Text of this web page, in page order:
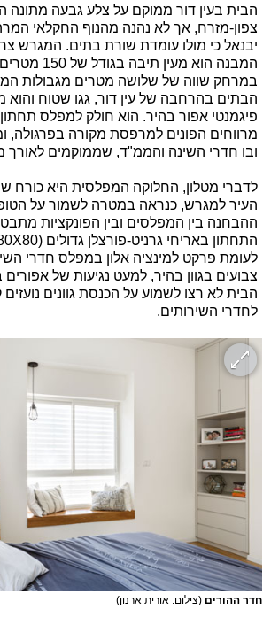
הבית בעין דור ממוקם על צלע גבעה מתונה
צפון-מזרח, אך לא נהנה מהנוף החקלאי
יבנאל כי מולו עומדת שורת בתים. המגרש צר
המבנה הוא
במרחק שווה של שלושה מטרים מגבולות
הבתים בהרחבה של עין דור, גגו שטוח והוא
פיגמנטי אפור בהיר. הוא חולק למפלס
מרווחים הפונים למרפסת מקורה בפרגולה,
ובו חדרי השינה והממ"ד, שממוקמים לאורך
לדברי מטלון, החלוקה המפלסית היא כורח
העיר למגרש, כנראה במטרה לשמור על
ההבחנה בין המפלסים ובין הפונקציות
לעומת פרקט למינציה אלון במפלס חדרי
צבועים בגוון בהיר, למעט נגיעות של
הבית לא רצו לשמוע על הכנסת גוונים נועזים
לחדרי השירותים.
חדר ההורים (צילום: אורית ארנון)